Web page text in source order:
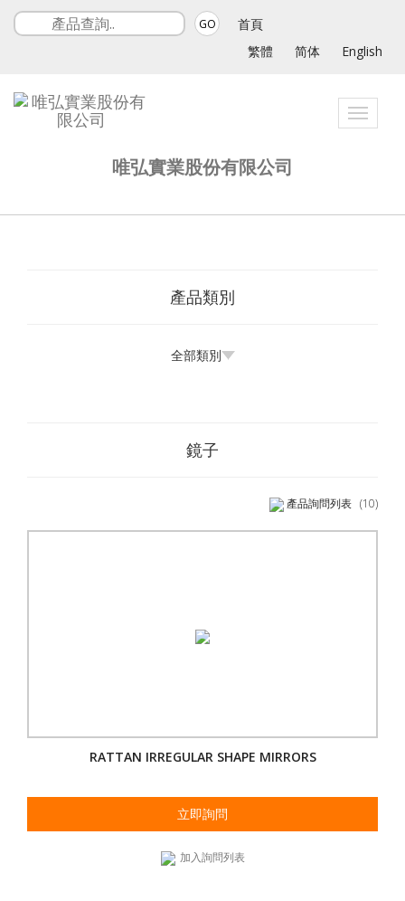
GO
首頁
繁體
简体 English
Toggle
唯弘實業股份有限公司
產品類別
全部類別
鏡子
產品詢問列表 (10)
RATTAN IRREGULAR SHAPE MIRRORS
立即詢問
加入詢問列表